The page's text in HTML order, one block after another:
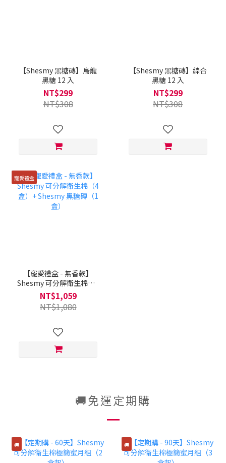
【Shesmy 黑糖磚】烏龍
黑糖 12 入
NT$299
NT$308
【Shesmy 黑糖磚】綜合
黑糖 12 入
NT$299
NT$308
寵愛禮盒
【寵愛禮盒 - 無香款】
Shesmy 可分解衛生棉（4
盒）+ Shesmy 黑糖磚（1
盒）
NT$1,059
NT$1,080
🚚免運定期購
🚚 🚚